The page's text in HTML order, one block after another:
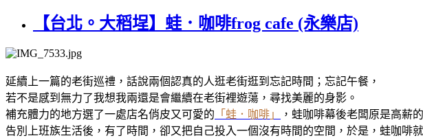
【台北。大稻埕】蛙．咖啡frog cafe (永樂店)
延續上一篇的老街巡禮，話說兩個認真的人逛老街逛到忘記時間；忘記午餐，
若不是感到無力了我想我兩還是會繼續在老街裡遊蕩，尋找美麗的身影。
補充體力的地方選了一處店名俏皮又可愛的 「蛙．咖啡」
，蛙咖啡幕後老闆原是高薪
告別上班族生活後，有了時間，卻又把自己投入一個沒有時間的空間，於是，蛙咖啡